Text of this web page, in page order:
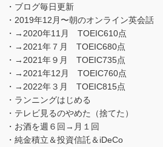
・ブログ毎日更新
・2019年12月〜朝のオンライン英会話
・→2020年11月 TOEIC610点
・→2021年７月 TOEIC680点
・→2021年９月 TOEIC735点
・→2021年12月 TOEIC760点
・→2022年３月 TOEIC815点
・ランニングはじめる
・テレビ見るのやめた（捨てた）
・お酒を週６回→月１回
・純金積立＆投資信託＆iDeCo